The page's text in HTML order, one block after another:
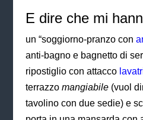
E dire che mi
un “soggiorno-pranzo con
anti-bagno e bagnetto di
ripostiglio con attacco
terrazzo mangiabile(vuol
tavolino con due sedie) e